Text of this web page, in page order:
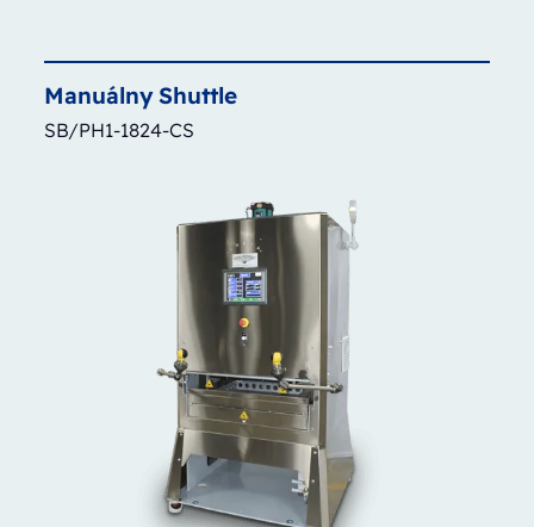
ManuálnyShuttle
SB/PH1-1824-CS